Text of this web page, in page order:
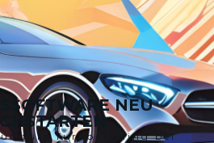
NEU
für Turbo-Tuning bei